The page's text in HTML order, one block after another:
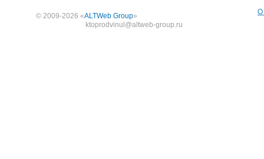
© 2009-2026 «ALTWeb Group»
ktoprodvinul@altweb-group.ru
О